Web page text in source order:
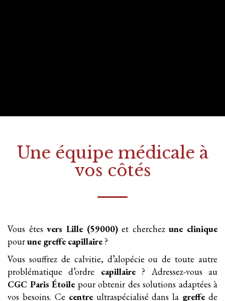
Une équipe médicale à
vos côtés
Vous êtes vers Lille (59000)et cherchezune clinique
pourune greffe capillaire ?
Vous souffrez de calvitie, d’alopécie ou de toute autre
problématique d’ordre capillaire? Adressez-vous au
CGC Paris Étoile pour obtenir des solutions adaptées à
vos besoins. Ce centreultraspécialisé dans la greffe de